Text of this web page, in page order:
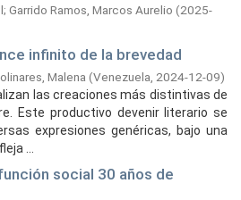
; Garrido Ramos, Marcos Aurelio (2025-
infinito de la brevedad
Malena (Venezuela, 2024-12-09)
las creaciones más distintivas de
Este productivo devenir literario se
expresiones genéricas, bajo una
...
social 30 años de